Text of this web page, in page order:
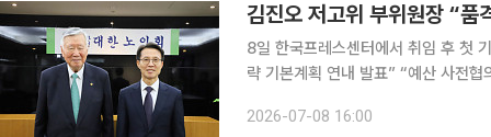
김진오 저고위 부위원장 “품
8일 한국프레스센터에서 취임 후 첫
략 기본계획 연내 발표” “예산 사전
이 9월 출범하는 인구전략위원회를
2026-07-08 16:00